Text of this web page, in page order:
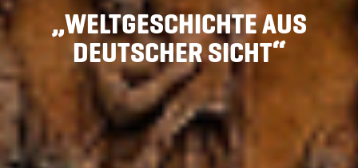
„WELTGESCHICHTE AUS
DEUTSCHER SICHT“